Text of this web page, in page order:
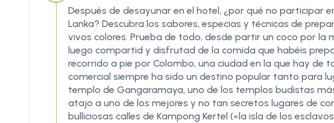
Después de desayunar en el hotel, ¿por qué no participar
Lanka? Descubra los sabores, especias y técnicas de
vivos colores. Prueba de todo, desde partir un coco por
luego compartid y disfrutad de la comida que habéis
recorrido a pie por Colombo, una ciudad en la que hay de
comercial siempre ha sido un destino popular tanto para
templo de Gangaramaya, uno de los templos budistas
atajo a uno de los mejores y no tan secretos lugares de
bulliciosas calles de Kampong Kertel («la isla de los